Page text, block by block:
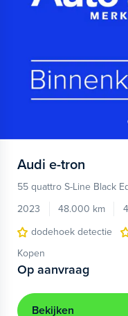
Audi e-tron
55 quattro S-Line Black
2023
48.000 km
dodehoek detectie
Kopen
Op aanvraag
Bekijken